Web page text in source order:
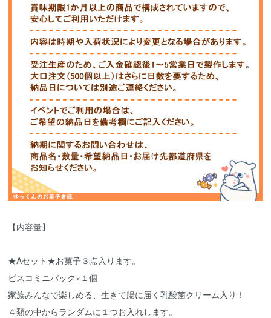
【内容量】
★Aセット★お菓子３点入ります。
ビスコミニパック×１個
家族みんなで楽しめる、生きて腸に届く乳酸菌クリーム入り！
４類の中からランダムに１つお入れします。